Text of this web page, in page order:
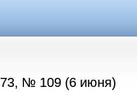
№ 109 (6 июня)